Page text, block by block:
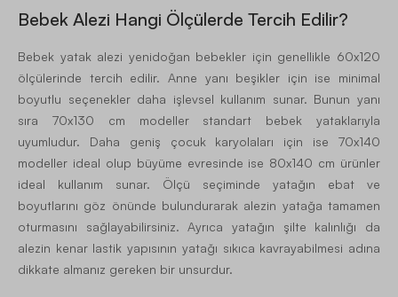
Bebek Alezi Hangi Ölçülerde Tercih Edilir?
Bebek yatak alezi yenidoğan bebekler için genellikle 60x120
ölçülerinde tercih edilir. Anne yanı beşikler için ise minimal
boyutlu seçenekler daha işlevsel kullanım sunar. Bunun yanı
sıra 70x130 cm modeller standart bebek yataklarıyla
uyumludur. Daha geniş çocuk karyolaları için ise 70x140
modeller ideal olup büyüme evresinde ise 80x140 cm ürünler
ideal kullanım sunar. Ölçü seçiminde yatağın ebat ve
boyutlarını göz önünde bulundurarak alezin yatağa tamamen
oturmasını sağlayabilirsiniz. Ayrıca yatağın şilte kalınlığı da
alezin kenar lastik yapısının yatağı sıkıca kavrayabilmesi adına
dikkate almanız gereken bir unsurdur.